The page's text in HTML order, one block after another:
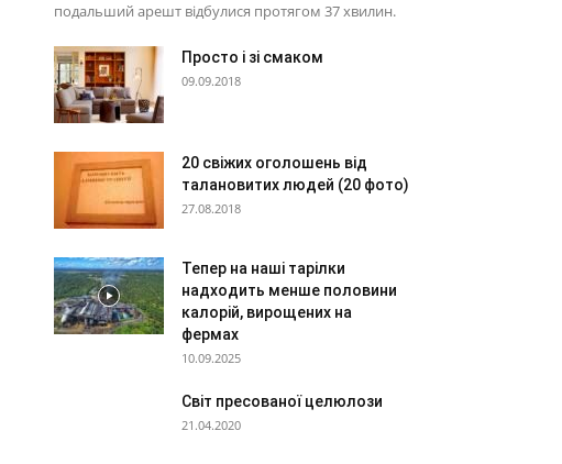
подальший арешт відбулися протягом 37 хвилин.
Просто і зі смаком
09.09.2018
20 свіжих оголошень від
талановитих людей (20 фото)
27.08.2018
Тепер на наші тарілки
надходить менше половини
калорій, вирощених на
фермах
10.09.2025
Світ пресованої целюлози
21.04.2020